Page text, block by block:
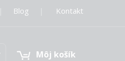
Blog Kontakt
Môj košík